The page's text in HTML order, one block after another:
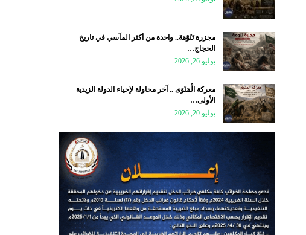
مجزرة تَنُوْمَةَ.. واحدة من أكثر المآسي في تاريخ
الحجاج…
يوليو 26, 2026
معركة الْمَنْوَى .. آخر محاولة لإحياء الدولة الزيدية
الأولى…
يوليو 20, 2026